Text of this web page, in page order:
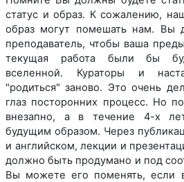
статус и образ. К сожалению,
образ могут помешать нам. Вы
преподаватель, чтобы ваша
текущая работа были бы
вселенной. Кураторы и
"родиться" заново. Это очень
глаз посторонних процесс. Но
внезапно, а в течение 4-х
будущим образом. Через
и английском, лекции и
должно быть продумано и под
Вы можете его поменять, если